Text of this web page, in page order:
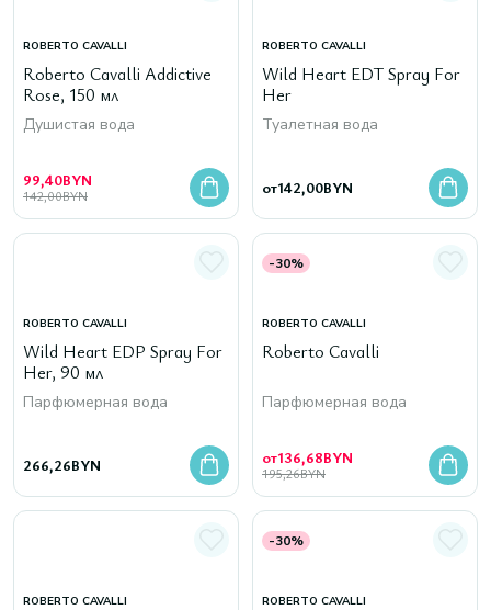
ROBERTO CAVALLI
Roberto Cavalli Addictive
Rose, 150 мл
Душистая вода
99,40BYN
142,00BYN
ROBERTO CAVALLI
Wild Heart EDT Spray For
Her
Туалетная вода
от142,00BYN
ROBERTO CAVALLI
Wild Heart EDP Spray For
Her, 90 мл
Парфюмерная вода
266,26BYN
-30%
ROBERTO CAVALLI
Roberto Cavalli
Парфюмерная вода
от136,68BYN
195,26BYN
ROBERTO CAVALLI
-30%
ROBERTO CAVALLI